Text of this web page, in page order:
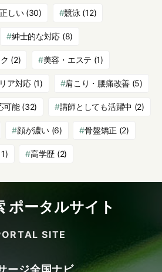
しい(30) 競泳 (12)
紳士的な対応 (8)
(2) 美容・エステ (1)
ア対応 (1) 肩こり・腰痛改善(5)
可能(32) 講師としても活躍中 (2)
顔が濃い(6) 骨盤矯正 (2)
高学歴 (2)
ポータルサイト
SITE
ージ全国ナビ